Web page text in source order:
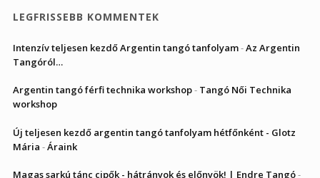
LEGFRISSEBB KOMMENTEK
Intenzív teljesen kezdő Argentin tangó tanfolyam-Az Argentin
Tangóról…
Argentin tangó férfi technika workshop- Tangó Női Technika
workshop
Új teljesen kezdő argentin tangó tanfolyam hétfőnként - Glotz
Mária -Áraink
Magas sarkú tánc cipők - hátrányok és előnyök! | Endre Tangó-